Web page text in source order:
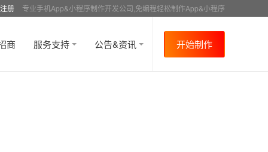
册 专业手机App&小程序制作开发公司,免编程轻松制作App&小程序
商 服务支持 公告&资讯 开始制作